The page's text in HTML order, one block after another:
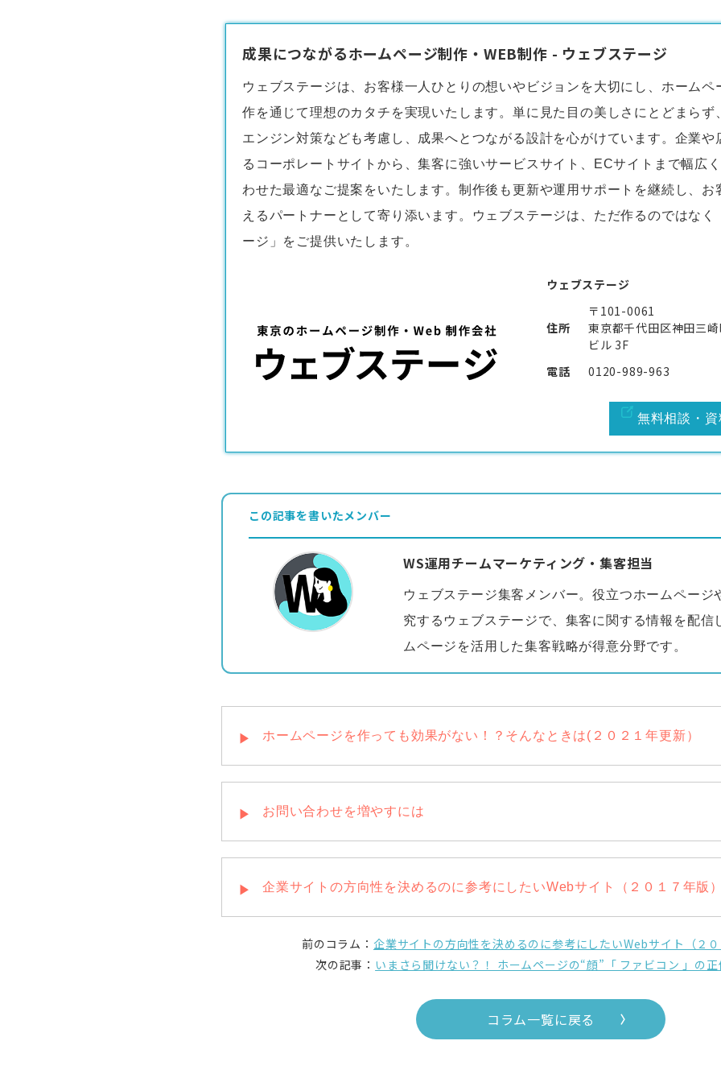
成果につながるホームページ制作・WEB制作 - ウェブステージ
ウェブステージは、お客様一人ひとりの想いやビジョンを大切にし、 ホームペ
作を通じて理想のカタチを実現いたします。単に見た目の美しさにとどまらず
エンジン対策なども考慮し、成果へとつながる設計を心がけています。企業や
るコーポレートサイトから、集客に強いサービスサイト、ECサイトまで幅広
わせた最適なご提案をいたします。制作後も更新や運用サポートを継続し、お
えるパートナーとして寄り添います。ウェブステージは、ただ作るのではなく
ージ」をご提供いたします。
ウェブステージ
住所
〒101-0061
東京都千代田区神田三
ビル 3F
電話
0120-989-963
無料相談・資
この記事を書いたメンバー
WS運用チームマーケティング・集客担当
ウェブステージ集客メンバー。役立つホームページ
究するウェブステージで、集客に関する情報を配信
ムページを活用した集客戦略が得意分野です。
ホームページを作っても効果がない！？そんなときは(２０２１年更新）
お問い合わせを増やすには
企業サイトの方向性を決めるのに参考にしたいWebサイト（２０１７年版）
前のコラム： 企業サイトの方向性を決めるのに参考にしたいWebサイト（２０
次の記事： いまさら聞けない？！ ホームページの“顔”「 ファビコン 」の正
コラム一覧に戻る